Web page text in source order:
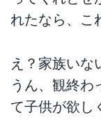
れたなら、こ
え？家族いな
うん、観終わ
て子供が欲し